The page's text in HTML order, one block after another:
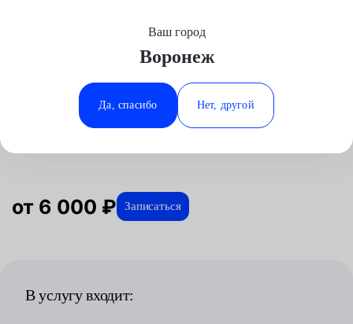
Минеральные Воды
Ростов-на-Дону
Ставрополь
Ваш город
Воронеж
Да, спасибо Нет, другой
ОтзывыАвтосервис
Замена МКПП для Daewoo в
Воронеже
от 6 000 ₽ Записаться
В услугу входит: